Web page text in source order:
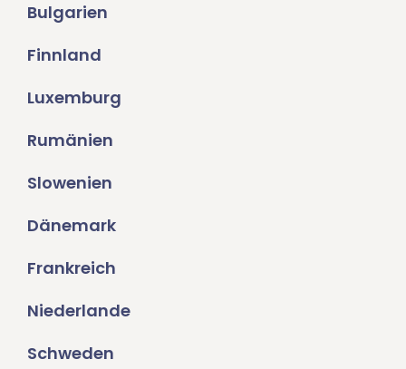
Bulgarien
Finnland
Luxemburg
Rumänien
Slowenien
Dänemark
Frankreich
Niederlande
Schweden